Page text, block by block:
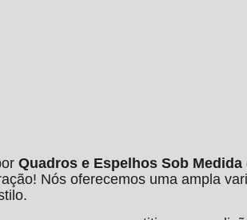
Quadros e Espelhos Sob
Nós oferecemos uma ampla